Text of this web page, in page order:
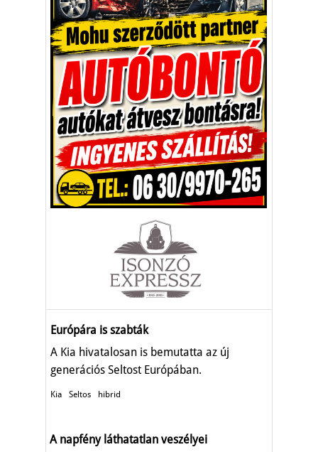
Európára is szabták
A Kia hivatalosan is bemutatta az új
generációs Seltost Európában.
Kia Seltos hibrid
A napfény láthatatlan veszélyei